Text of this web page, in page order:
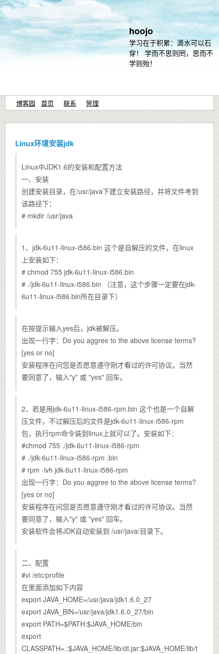
hoojo
学习在于积累：滴水可以石
穿！ 学而不思则罔，思而不
学则殆！
博客园 首页 联系 管理
Linux环境安装jdk
Linux中JDK1.6的安装和配置方法
一、安装
创建安装目录，在/usr/java下建立安装路径，并将文件考到
该路径下：
# mkdir /usr/java
1、jdk-6u11-linux-i586.bin 这个是自解压的文件，在linux
上安装如下：
# chmod 755 jdk-6u11-linux-i586.bin
# ./jdk-6u11-linux-i586.bin （注意，这个步骤一定要在jdk-
6u11-linux-i586.bin所在目录下）
在按提示输入yes后，jdk被解压。
出现一行字：Do you aggree to the above license terms?
[yes or no]
安装程序在问您是否愿意遵守刚才看过的许可协议。当然
要同意了，输入"y" 或 "yes" 回车。
2、若是用jdk-6u11-linux-i586-rpm.bin 这个也是一个自解
压文件，不过解压后的文件是jdk-6u11-linux-i586-rpm
包，执行rpm命令装到linux上就可以了。安装如下：
#chmod 755 ./jdk-6u11-linux-i586-rpm
# ./jdk-6u11-linux-i586-rpm .bin
# rpm -ivh jdk-6u11-linux-i586-rpm
出现一行字：Do you aggree to the above license terms?
[yes or no]
安装程序在问您是否愿意遵守刚才看过的许可协议。当然
要同意了，输入"y" 或 "yes" 回车。
安装软件会将JDK自动安装到 /usr/java/目录下。
二、配置
#vi /etc/profile
在里面添加如下内容
export JAVA_HOME=/usr/java/jdk1.6.0_27
export JAVA_BIN=/usr/java/jdk1.6.0_27/bin
export PATH=$PATH:$JAVA_HOME/bin
export
CLASSPATH=.:$JAVA_HOME/lib/dt.jar:$JAVA_HOME/lib/t